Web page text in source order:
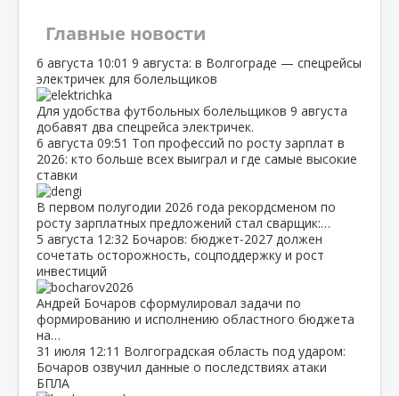
Главные новости
6 августа 10:01 9 августа: в Волгограде — спецрейсы
электричек для болельщиков
Для удобства футбольных болельщиков 9 августа
добавят два спецрейса электричек.
6 августа 09:51 Топ профессий по росту зарплат в
2026: кто больше всех выиграл и где самые высокие
ставки
В первом полугодии 2026 года рекордсменом по
росту зарплатных предложений стал сварщик:…
5 августа 12:32 Бочаров: бюджет‑2027 должен
сочетать осторожность, соцподдержку и рост
инвестиций
Андрей Бочаров сформулировал задачи по
формированию и исполнению областного бюджета
на…
31 июля 12:11 Волгоградская область под ударом:
Бочаров озвучил данные о последствиях атаки
БПЛА